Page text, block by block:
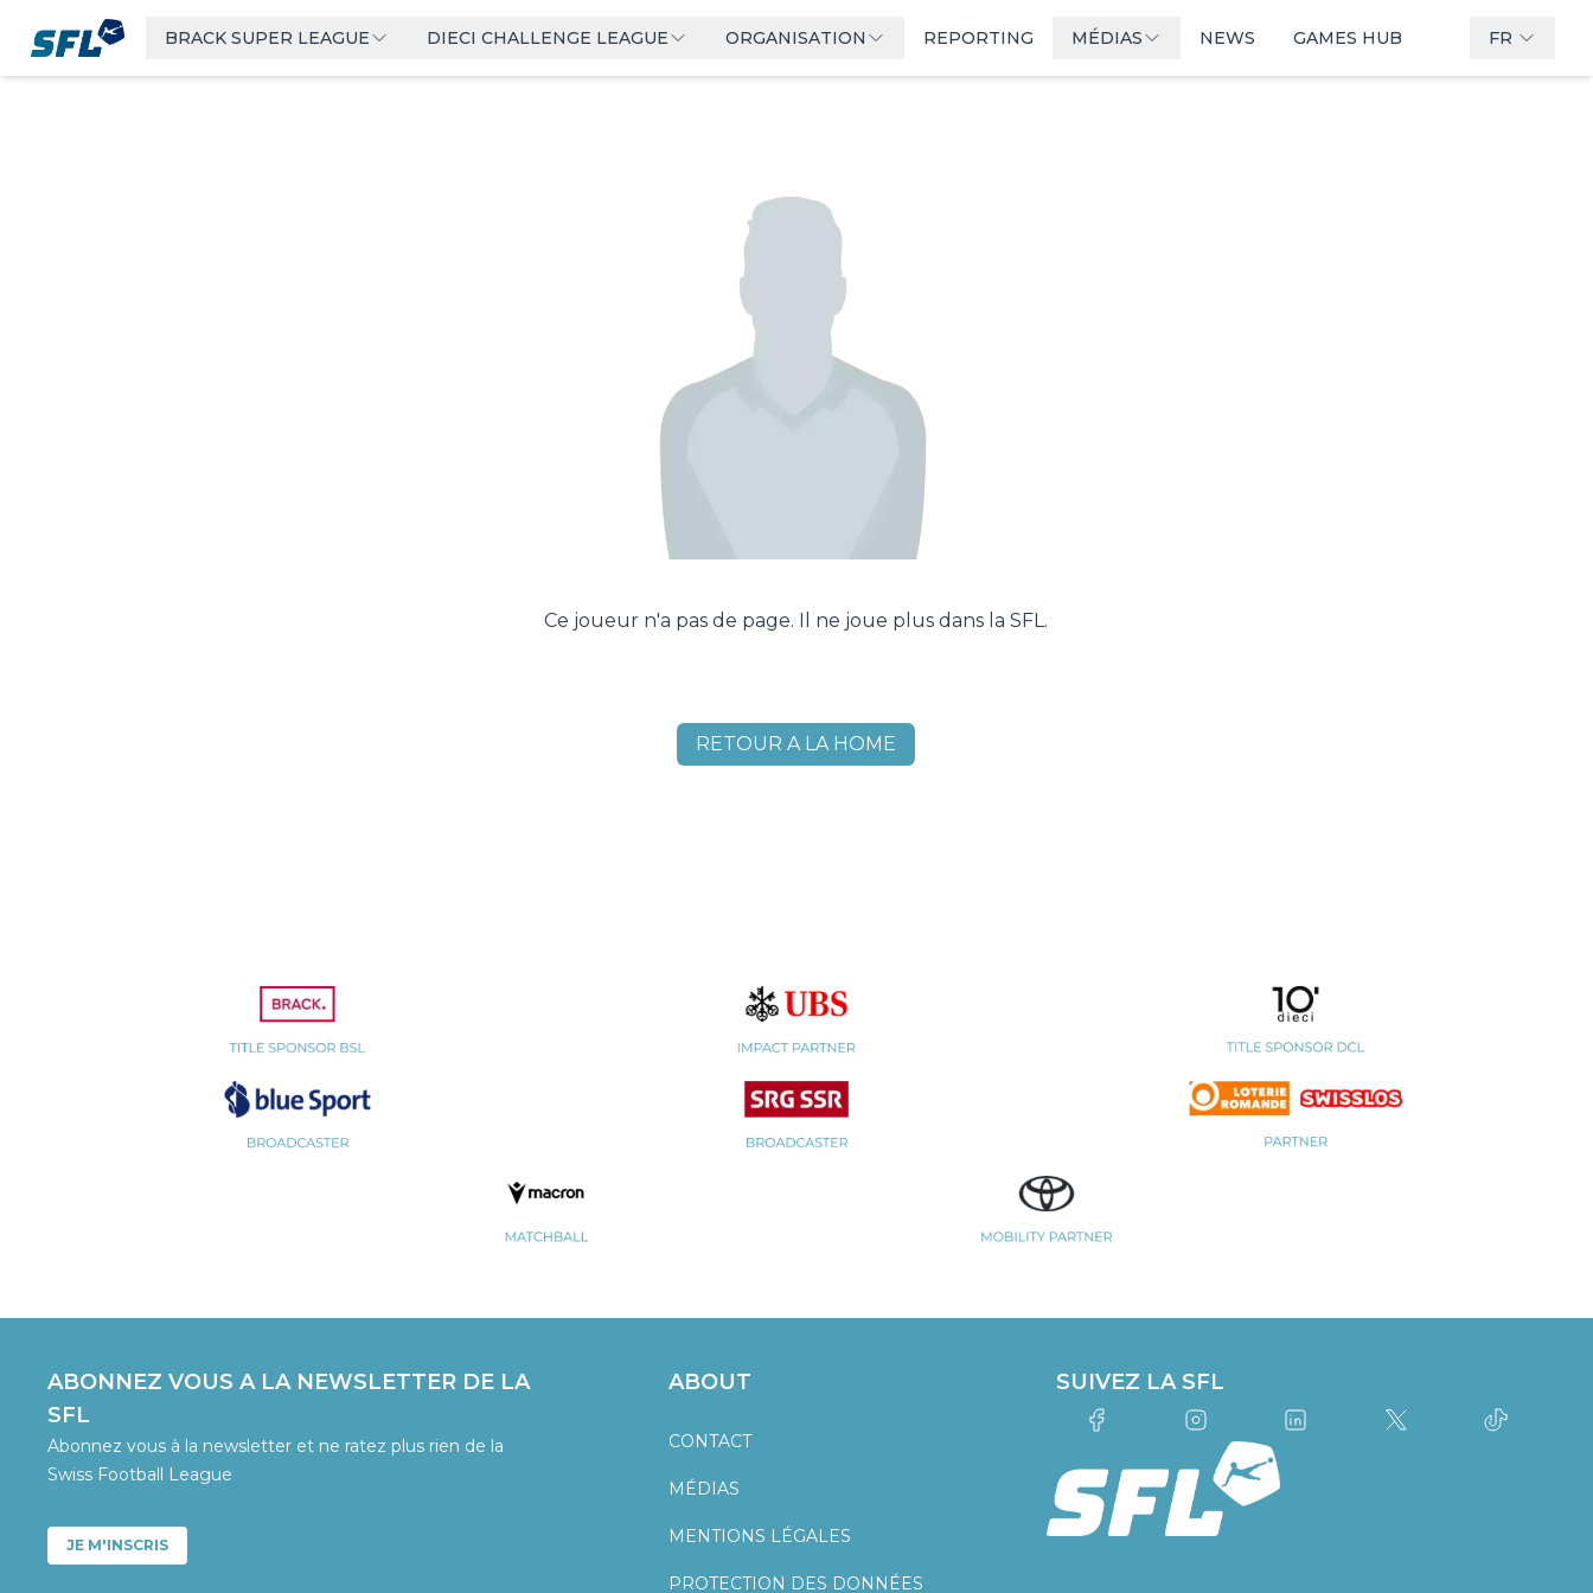
Swiss Football LeagueBRACK SUPER LEAGUE DIECI CHALLENGE LEAGUE ORGANISATION REPORTING MÉDIAS NEWS GAMES HUB FR
Ce joueur n'a pas de page. Il ne joue plus dans la SFL.
RETOUR A LA HOME
ABONNEZ VOUS A LA NEWSLETTER DE LA
SFL
Abonnez vous à la newsletter et ne ratez plus rien de la
Swiss Football League
JE M'INSCRIS
ABOUT
CONTACT
MÉDIAS
MENTIONS LÉGALES
PROTECTION DES DONNÉES
SUIVEZ LA SFL